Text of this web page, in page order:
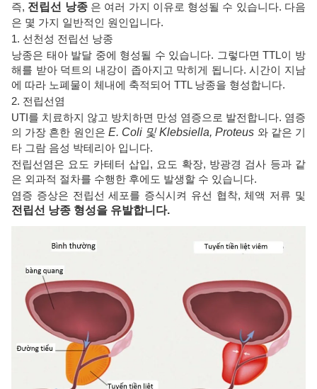
즉, 전립선 낭종은 여러 가지 이유로 형성될 수 있습니다. 다음
은 몇 가지 일반적인 원인입니다.
1. 선천성 전립선 낭종
낭종은 태아 발달 중에 형성될 수 있습니다. 그렇다면 TTL이 방
해를 받아 덕트의 내강이 좁아지고 막히게 됩니다. 시간이 지남
에 따라 노폐물이 체내에 축적되어 TTL 낭종을 형성합니다.
2. 전립선염
UTI를 치료하지 않고 방치하면 만성 염증으로 발전합니다. 염증
의 가장 흔한 원인은 E. Coli 및Klebsiella, Proteus 와 같은 기
타 그람 음성 박테리아 입니다.
전립선염은 요도 카테터 삽입, 요도 확장, 방광경 검사 등과 같
은 외과적 절차를 수행한 후에도 발생할 수 있습니다.
염증 증상은 전립선 세포를 증식시켜 유선 협착, 체액 저류 및
전립선 낭종 형성을 유발합니다.